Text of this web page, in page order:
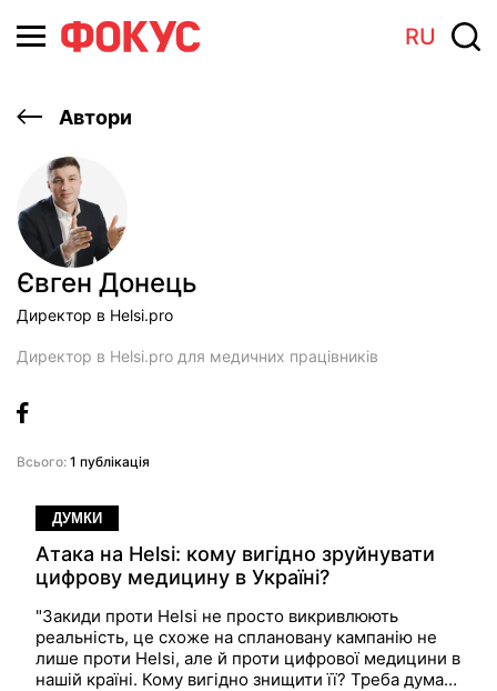
RU
Автори
Євген Донець
Директор в Helsi.pro
Директор в Helsi.pro для медичних працівників
Всього: 1 публікація
ДУМКИ
Атака на Helsi: кому вигідно зруйнувати
цифрову медицину в Україні?
"Закиди проти Helsi не просто викривлюють
реальність, це схоже на сплановану кампанію не
лише проти Helsi, але й проти цифрової медицини в
нашій країні. Кому вигідно знищити її? Треба думати